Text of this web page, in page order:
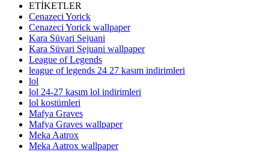
ETİKETLER
Cenazeci Yorick
Cenazeci Yorick wallpaper
Kara Süvari Sejuani
Kara Süvari Sejuani wallpaper
League of Legends
league of legends 24 27 kasım indirimleri
lol
lol 24-27 kasım lol indirimleri
lol kostümleri
Mafya Graves
Mafya Graves wallpaper
Meka Aatrox
Meka Aatrox wallpaper